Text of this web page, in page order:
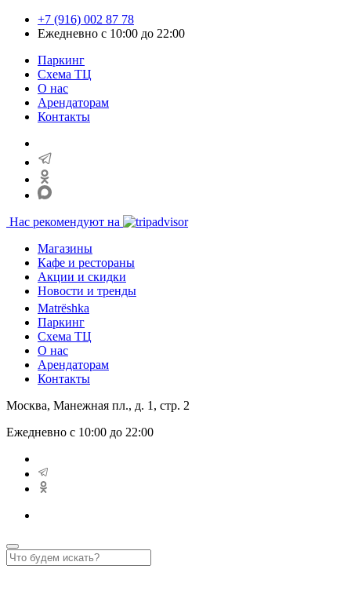
+7 (916) 002 87 78
Ежедневно с 10:00 до 22:00
Паркинг
Схема ТЦ
О нас
Арендаторам
Контакты
Нас рекомендуют на
Магазины
Кафе и рестораны
Акции и скидки
Новости и тренды
Matrёshka
Паркинг
Схема ТЦ
О нас
Арендаторам
Контакты
Москва, Манежная пл., д. 1, стр. 2
Ежедневно с 10:00 до 22:00